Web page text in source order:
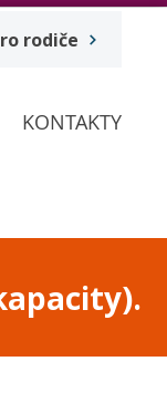
rodiče
KONTAKTY